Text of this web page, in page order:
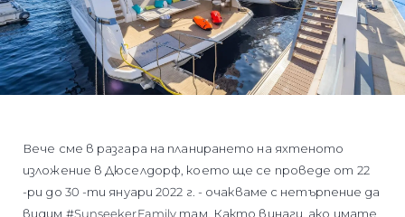
Вече сме в разгара на планирането на яхтеното
изложение в Дюселдорф, което ще се проведе от 22
-ри до 30 -ти януари 2022 г. - очакваме с нетърпение да
видим #SunseekerFamily там. Както винаги, ако имате